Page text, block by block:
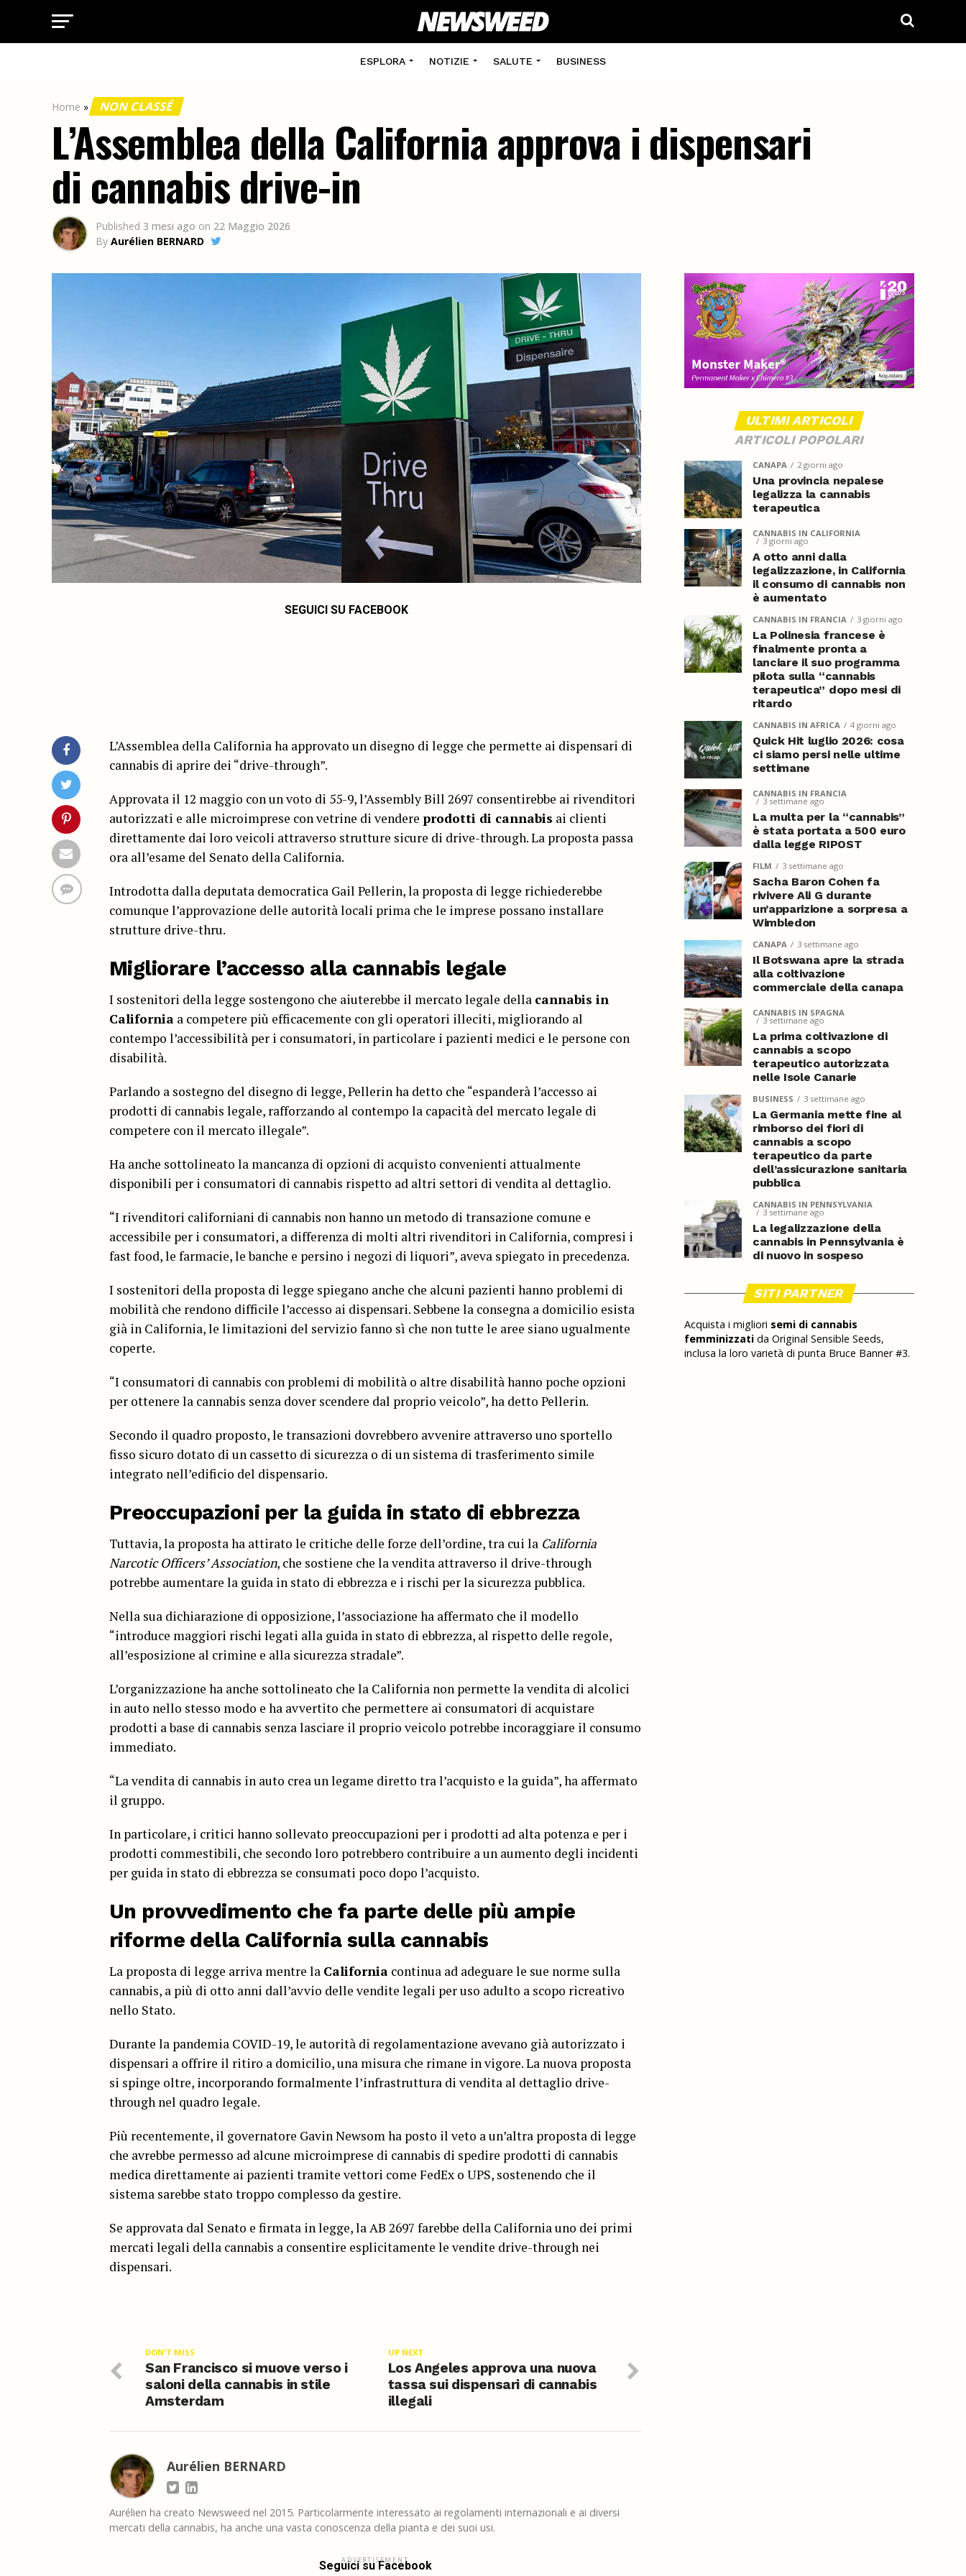
ESPLORA NOTIZIE SALUTE BUSINESS
Home » NON CLASSÉ
L’Assemblea della California approva i dispensari
di cannabis drive-in
Published 3 mesi ago on 22 Maggio 2026
By Aurélien BERNARD
SEGUICI SU FACEBOOK
L’Assemblea della California ha approvato un disegno di legge che permette ai dispensari di
cannabis di aprire dei “drive-through”.
Approvata il 12 maggio con un voto di 55-9, l’Assembly Bill 2697 consentirebbe ai rivenditori
autorizzati e alle microimprese con vetrine di vendere prodotti di cannabis ai clienti
direttamente dai loro veicoli attraverso strutture sicure di drive-through. La proposta passa
ora all’esame del Senato della California.
Introdotta dalla deputata democratica Gail Pellerin, la proposta di legge richiederebbe
comunque l’approvazione delle autorità locali prima che le imprese possano installare
strutture drive-thru.
Migliorare l’accesso alla cannabis legale
I sostenitori della legge sostengono che aiuterebbe il mercato legale della cannabis in
California a competere più efficacemente con gli operatori illeciti, migliorando al
contempo l’accessibilità per i consumatori, in particolare i pazienti medici e le persone con
disabilità.
Parlando a sostegno del disegno di legge, Pellerin ha detto che “espanderà l’accesso ai
prodotti di cannabis legale, rafforzando al contempo la capacità del mercato legale di
competere con il mercato illegale”.
Ha anche sottolineato la mancanza di opzioni di acquisto convenienti attualmente
disponibili per i consumatori di cannabis rispetto ad altri settori di vendita al dettaglio.
“I rivenditori californiani di cannabis non hanno un metodo di transazione comune e
accessibile per i consumatori, a differenza di molti altri rivenditori in California, compresi i
fast food, le farmacie, le banche e persino i negozi di liquori”, aveva spiegato in precedenza.
I sostenitori della proposta di legge spiegano anche che alcuni pazienti hanno problemi di
mobilità che rendono difficile l’accesso ai dispensari. Sebbene la consegna a domicilio esista
già in California, le limitazioni del servizio fanno sì che non tutte le aree siano ugualmente
coperte.
“I consumatori di cannabis con problemi di mobilità o altre disabilità hanno poche opzioni
per ottenere la cannabis senza dover scendere dal proprio veicolo”, ha detto Pellerin.
Secondo il quadro proposto, le transazioni dovrebbero avvenire attraverso uno sportello
fisso sicuro dotato di un cassetto di sicurezza o di un sistema di trasferimento simile
integrato nell’edificio del dispensario.
Preoccupazioni per la guida in stato di ebbrezza
Tuttavia, la proposta ha attirato le critiche delle forze dell’ordine, tra cui la California
Narcotic Officers’ Association, che sostiene che la vendita attraverso il drive-through
potrebbe aumentare la guida in stato di ebbrezza e i rischi per la sicurezza pubblica.
Nella sua dichiarazione di opposizione, l’associazione ha affermato che il modello
“introduce maggiori rischi legati alla guida in stato di ebbrezza, al rispetto delle regole,
all’esposizione al crimine e alla sicurezza stradale”.
L’organizzazione ha anche sottolineato che la California non permette la vendita di alcolici
in auto nello stesso modo e ha avvertito che permettere ai consumatori di acquistare
prodotti a base di cannabis senza lasciare il proprio veicolo potrebbe incoraggiare il consumo
immediato.
“La vendita di cannabis in auto crea un legame diretto tra l’acquisto e la guida”, ha affermato
il gruppo.
In particolare, i critici hanno sollevato preoccupazioni per i prodotti ad alta potenza e per i
prodotti commestibili, che secondo loro potrebbero contribuire a un aumento degli incidenti
per guida in stato di ebbrezza se consumati poco dopo l’acquisto.
Un provvedimento che fa parte delle più ampie
riforme della California sulla cannabis
La proposta di legge arriva mentre la California continua ad adeguare le sue norme sulla
cannabis, a più di otto anni dall’avvio delle vendite legali per uso adulto a scopo ricreativo
nello Stato.
Durante la pandemia COVID-19, le autorità di regolamentazione avevano già autorizzato i
dispensari a offrire il ritiro a domicilio, una misura che rimane in vigore. La nuova proposta
si spinge oltre, incorporando formalmente l’infrastruttura di vendita al dettaglio drive-
through nel quadro legale.
Più recentemente, il governatore Gavin Newsom ha posto il veto a un’altra proposta di legge
che avrebbe permesso ad alcune microimprese di cannabis di spedire prodotti di cannabis
medica direttamente ai pazienti tramite vettori come FedEx o UPS, sostenendo che il
sistema sarebbe stato troppo complesso da gestire.
Se approvata dal Senato e firmata in legge, la AB 2697 farebbe della California uno dei primi
mercati legali della cannabis a consentire esplicitamente le vendite drive-through nei
dispensari.
UP NEXT
Los Angeles approva una nuova
tassa sui dispensari di cannabis
illegali
DON'T MISS
San Francisco si muove verso i
saloni della cannabis in stile
Amsterdam
Aurélien BERNARD
Aurélien ha creato Newsweed nel 2015. Particolarmente interessato ai regolamenti internazionali e ai diversi
mercati della cannabis, ha anche una vasta conoscenza della pianta e dei suoi usi.
ADVERTISEMENT
Seguici su Facebook
ULTIMI ARTICOLI
ARTICOLI POPOLARI
CANAPA 2 giorni ago
Una provincia nepalese
legalizza la cannabis
terapeutica
CANNABIS IN CALIFORNIA
3 giorni ago
A otto anni dalla
legalizzazione, in California
il consumo di cannabis non
è aumentato
CANNABIS IN FRANCIA 3 giorni ago
La Polinesia francese è
finalmente pronta a
lanciare il suo programma
pilota sulla “cannabis
terapeutica” dopo mesi di
ritardo
CANNABIS IN AFRICA 4 giorni ago
Quick Hit luglio 2026: cosa
ci siamo persi nelle ultime
settimane
CANNABIS IN FRANCIA
3 settimane ago
La multa per la “cannabis”
è stata portata a 500 euro
dalla legge RIPOST
FILM 3 settimane ago
Sacha Baron Cohen fa
rivivere Ali G durante
un’apparizione a sorpresa a
Wimbledon
CANAPA 3 settimane ago
Il Botswana apre la strada
alla coltivazione
commerciale della canapa
CANNABIS IN SPAGNA
3 settimane ago
La prima coltivazione di
cannabis a scopo
terapeutico autorizzata
nelle Isole Canarie
BUSINESS 3 settimane ago
La Germania mette fine al
rimborso dei fiori di
cannabis a scopo
terapeutico da parte
dell’assicurazione sanitaria
pubblica
CANNABIS IN PENNSYLVANIA
3 settimane ago
La legalizzazione della
cannabis in Pennsylvania è
di nuovo in sospeso
SITI PARTNER
Acquista i migliori semi di cannabis
femminizzati da Original Sensible Seeds,
inclusa la loro varietà di punta Bruce Banner #3.